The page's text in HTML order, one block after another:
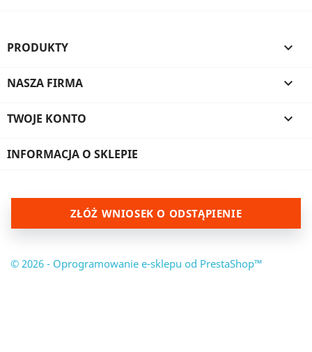
PRODUKTY 
NASZA FIRMA 
TWOJE KONTO 
INFORMACJA O SKLEPIE
ZŁÓŻ WNIOSEK O ODSTĄPIENIE
© 2026 - Oprogramowanie e-sklepu od PrestaShop™